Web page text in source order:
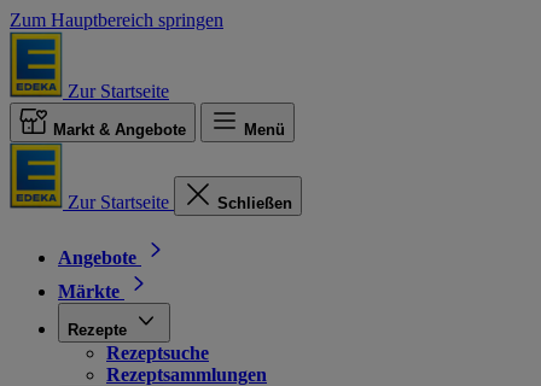
Zum Hauptbereich springen
Zur Startseite
Markt & Angebote Menü
Zur Startseite Schließen
Angebote
Märkte
Rezepte
Rezeptsuche
Rezeptsammlungen